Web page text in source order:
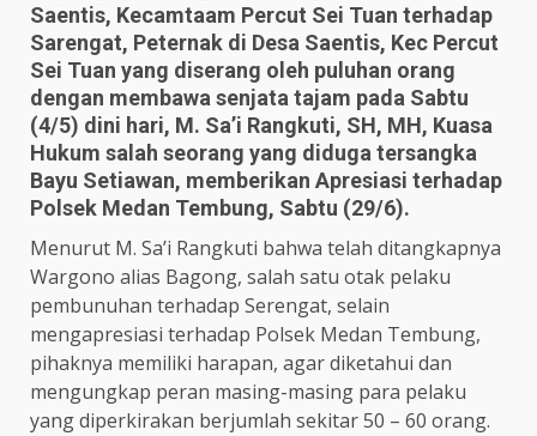
Saentis, Kecamtaam Percut Sei Tuan terhadap
Sarengat, Peternak di Desa Saentis, Kec Percut
Sei Tuan yang diserang oleh puluhan orang
dengan membawa senjata tajam pada Sabtu
(4/5) dini hari, M. Sa’i Rangkuti, SH, MH, Kuasa
Hukum salah seorang yang diduga tersangka
Bayu Setiawan, memberikan Apresiasi terhadap
Polsek Medan Tembung, Sabtu (29/6).
Menurut M. Sa’i Rangkuti bahwa telah ditangkapnya
Wargono alias Bagong, salah satu otak pelaku
pembunuhan terhadap Serengat, selain
mengapresiasi terhadap Polsek Medan Tembung,
pihaknya memiliki harapan, agar diketahui dan
mengungkap peran masing-masing para pelaku
yang diperkirakan berjumlah sekitar 50 – 60 orang.